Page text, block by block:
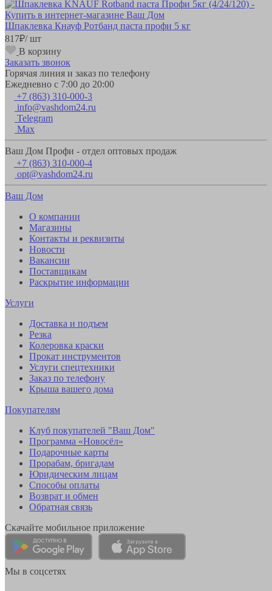
Шпаклевка Кнауф Ротбанд паста профи 5 кг
817₽/ шт
В корзину
Заказать звонок
Горячая линия и заказ по телефону
Ежедневно с 7:00 до 20:00
+7 (863) 310-000-3
info@vashdom24.ru
Telegram
Max
Ваш Дом Профи - отдел оптовых продаж
+7 (863) 310-000-4
opt@vashdom24.ru
Ваш Дом
О компании
Магазины
Контакты и реквизиты
Новости
Вакансии
Поставщикам
Раскрытие информации
Услуги
Доставка и подъем
Резка
Колеровка краски
Прокат инструментов
Услуги спецтехники
Заказ по телефону
Крыша вашего дома
Покупателям
Клуб покупателей "Ваш Дом"
Программа «Новосёл»
Подарочные карты
Прорабам, бригадам
Юридическим лицам
Способы оплаты
Возврат и обмен
Обратная связь
Скачайте мобильное приложение
Мы в соцсетях